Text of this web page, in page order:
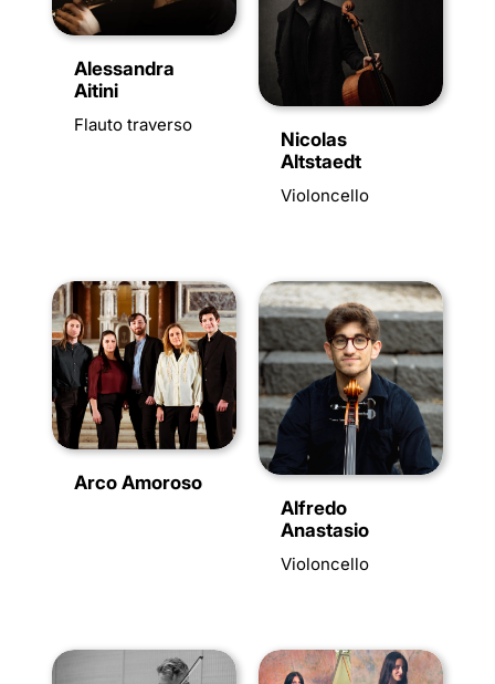
Alessandra
Aitini
Flauto traverso
Nicolas
Altstaedt
Violoncello
Arco Amoroso
Alfredo
Anastasio
Violoncello